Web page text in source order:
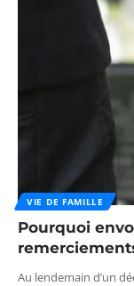
VIE DE FAMILLE
Pourquoi
Au lendemain d’un